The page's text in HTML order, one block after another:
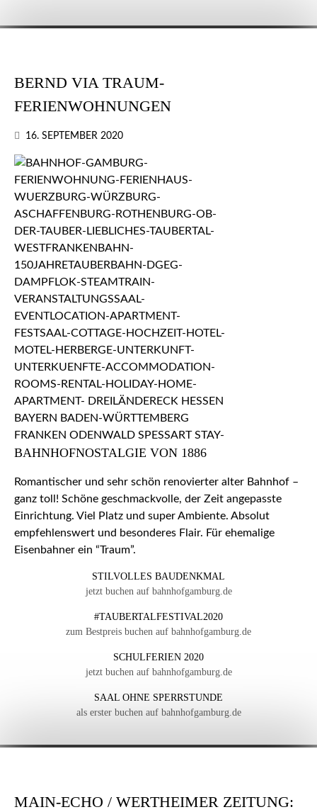
BERND VIA TRAUM-
FERIENWOHNUNGEN
16. SEPTEMBER 2020
BAHNHOFNOSTALGIE VON 1886
Romantischer und sehr schön renovierter alter Bahnhof –
ganz toll! Schöne geschmackvolle, der Zeit angepasste
Einrichtung. Viel Platz und super Ambiente. Absolut
empfehlenswert und besonderes Flair. Für ehemalige
Eisenbahner ein “Traum”.
STILVOLLES BAUDENKMAL
jetzt buchen auf bahnhofgamburg.de
#TAUBERTALFESTIVAL2020
zum Bestpreis buchen auf bahnhofgamburg.de
SCHULFERIEN 2020
jetzt buchen auf bahnhofgamburg.de
SAAL OHNE SPERRSTUNDE
als erster buchen auf bahnhofgamburg.de
MAIN-ECHO / WERTHEIMER ZEITUNG: